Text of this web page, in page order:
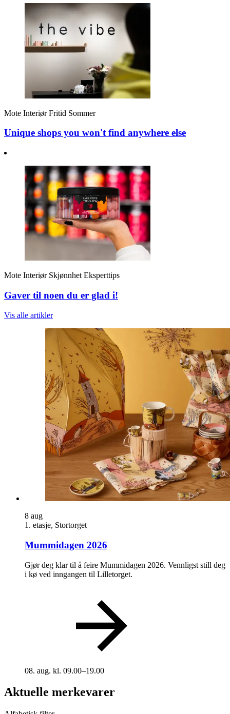
Mote Interiør Fritid Sommer
Unique shops you won't find anywhere else
Mote Interiør Skjønnhet Eksperttips
Gaver til noen du er glad i!
Vis alle artikler
8 aug
1. etasje, Stortorget
Mummidagen 2026
Gjør deg klar til å feire Mummidagen 2026. Vennligst still deg
i kø ved inngangen til Lilletorget.
08. aug. kl. 09.00–19.00
Aktuelle merkevarer